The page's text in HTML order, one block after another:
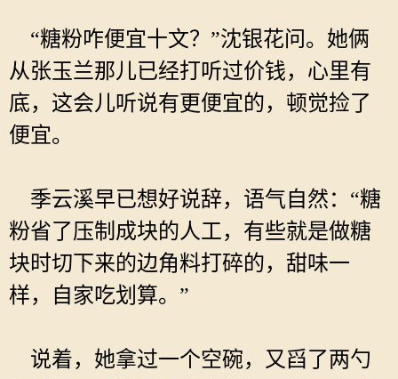
“糖粉咋便宜十文？”沈银花问。她俩
从张玉兰那儿已经打听过价钱，心里有
底，这会儿听说有更便宜的，顿觉捡了
便宜。
季云溪早已想好说辞，语气自然：“糖
粉省了压制成块的人工，有些就是做糖
块时切下来的边角料打碎的，甜味一
样，自家吃划算。”
说着，她拿过一个空碗，又舀了两勺